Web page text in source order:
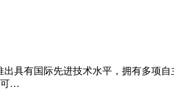
具有国际先进技术水平，拥有多项
可…